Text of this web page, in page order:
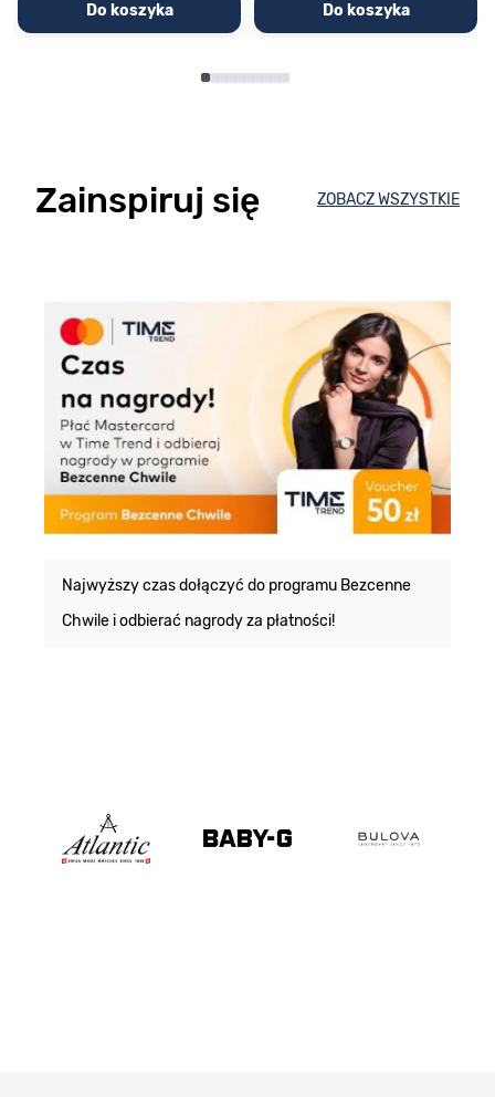
Do koszyka Do koszyka
Zainspiruj się ZOBACZ WSZYSTKIE
Najwyższy czas dołączyć do programu Bezcenne
Chwile i odbierać nagrody za płatności!